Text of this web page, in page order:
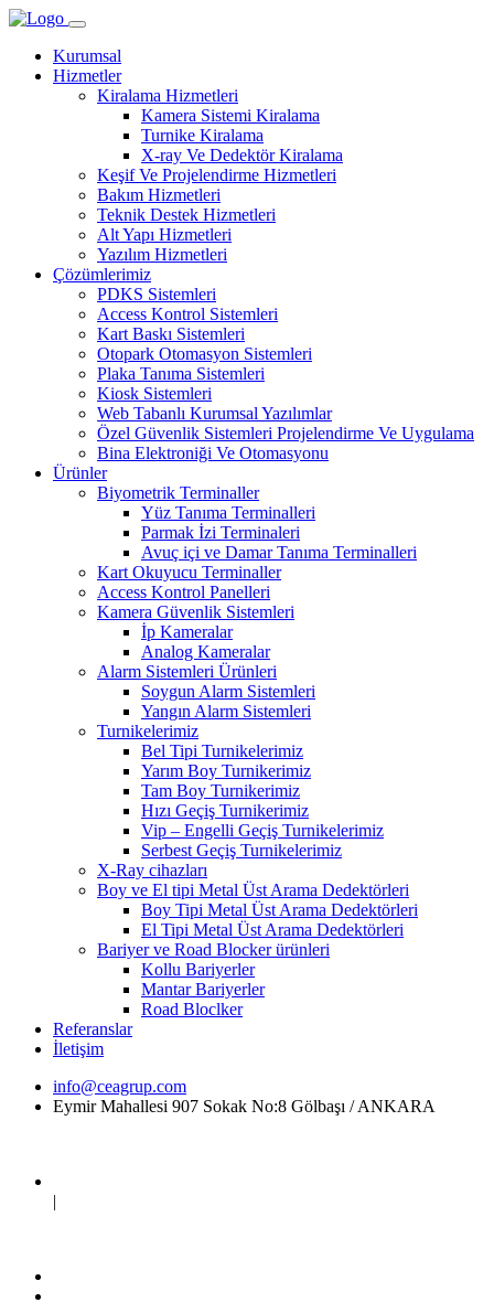
Kurumsal
Hizmetler
Kiralama Hizmetleri
Kamera Sistemi Kiralama
Turnike Kiralama
X-ray Ve Dedektör Kiralama
Keşif Ve Projelendirme Hizmetleri
Bakım Hizmetleri
Teknik Destek Hizmetleri
Alt Yapı Hizmetleri
Yazılım Hizmetleri
Çözümlerimiz
PDKS Sistemleri
Access Kontrol Sistemleri
Kart Baskı Sistemleri
Otopark Otomasyon Sistemleri
Plaka Tanıma Sistemleri
Kiosk Sistemleri
Web Tabanlı Kurumsal Yazılımlar
Özel Güvenlik Sistemleri Projelendirme Ve Uygulama
Bina Elektroniği Ve Otomasyonu
Ürünler
Biyometrik Terminaller
Yüz Tanıma Terminalleri
Parmak İzi Terminaleri
Avuç içi ve Damar Tanıma Terminalleri
Kart Okuyucu Terminaller
Access Kontrol Panelleri
Kamera Güvenlik Sistemleri
İp Kameralar
Analog Kameralar
Alarm Sistemleri Ürünleri
Soygun Alarm Sistemleri
Yangın Alarm Sistemleri
Turnikelerimiz
Bel Tipi Turnikelerimiz
Yarım Boy Turnikerimiz
Tam Boy Turnikerimiz
Hızı Geçiş Turnikerimiz
Vip – Engelli Geçiş Turnikelerimiz
Serbest Geçiş Turnikelerimiz
X-Ray cihazları
Boy ve El tipi Metal Üst Arama Dedektörleri
Boy Tipi Metal Üst Arama Dedektörleri
El Tipi Metal Üst Arama Dedektörleri
Bariyer ve Road Blocker ürünleri
Kollu Bariyerler
Mantar Bariyerler
Road Bloclker
Referanslar
İletişim
info@ceagrup.com
Eymir Mahallesi 907 Sokak No:8 Gölbaşı / ANKARA
|